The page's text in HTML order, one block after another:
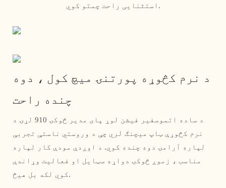
استثنایی راحت چمتو کوي.
د نرم کڅوړه پورتنۍ میچ کول ، دوه
چنده راحت
د ساده اتموسفیر فیشن لوړ پای مدیر څوکۍ 910 لړۍ د
نرم کڅوړې ټاپ میچنګ لري چې د وروستي ناستې تجربې
لپاره آرامۍ دوه چنده کوي. د اوږدې مودې کار لپاره
مناسب ، زموږ څوکۍ دواړه سټایل او فعالیت وړاندې
کوي لکه بل هیڅ.